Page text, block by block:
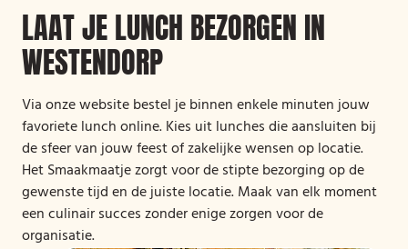
LAAT JE LUNCH BEZORGEN IN
WESTENDORP
Via onze website bestel je binnen enkele minuten jouw
favoriete lunch online. Kies uit lunches die aansluiten bij
de sfeer van jouw feest of zakelijke wensen op locatie.
Het Smaakmaatje zorgt voor de stipte bezorging op de
gewenste tijd en de juiste locatie. Maak van elk moment
een culinair succes zonder enige zorgen voor de
organisatie.